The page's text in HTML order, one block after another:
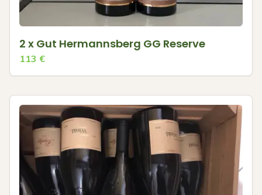
2 x Gut Hermannsberg GG Reserve
113 €